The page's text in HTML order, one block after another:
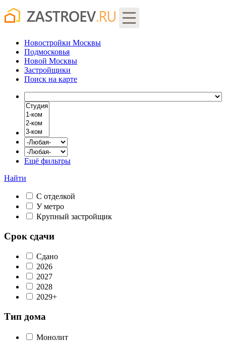
Новостройки Москвы
Подмосковья
Новой Москвы
Застройщики
Поиск на карте
Ещё фильтры
Найти
С отделкой
У метро
Крупный застройщик
Срок сдачи
Сдано
2026
2027
2028
2029+
Тип дома
Монолит